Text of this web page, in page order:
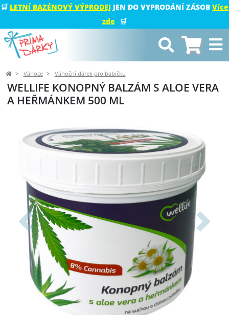
🛒 LETNÍ BAZÉNOVÝ VÝPRODEJ JEN DO VYPRODÁNÍ ZÁSOB Více
zde
🛒
Vánoce Vánoční dárek pro babičku
WELLIFE KONOPNÝ BALZÁM S ALOE VERA
A HEŘMÁNKEM 500 ML
Předchozí Další